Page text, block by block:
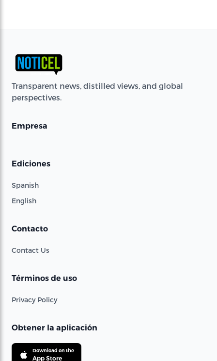
Transparent news, distilled views, and global
perspectives.
Empresa
Ediciones
Spanish
English
Contacto
Contact Us
Términos de uso
Privacy Policy
Obtener la aplicación
Download on the
App Store